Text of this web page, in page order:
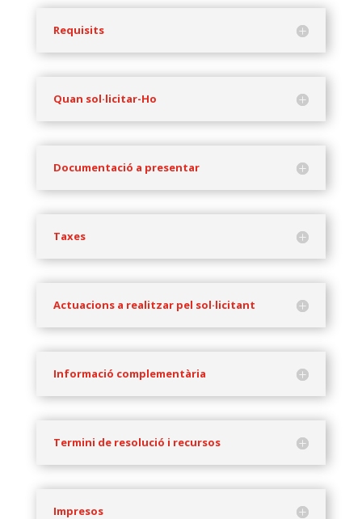
Requisits
Quan sol·licitar-Ho
Documentació a presentar
Taxes
Actuacions a realitzar pel sol·licitant
Informació complementària
Termini de resolució i recursos
Impresos